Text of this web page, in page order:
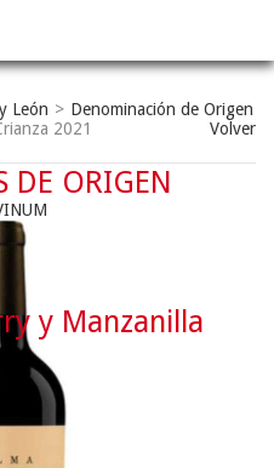
León > Denominación de Origen
2021 Volver
DE ORIGEN
y Manzanilla